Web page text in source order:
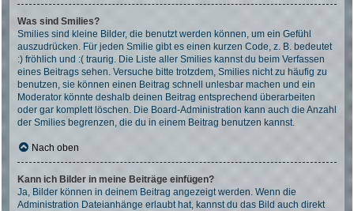
Was sind Smilies?
Smilies sind kleine Bilder, die benutzt werden können, um ein Gefühl
auszudrücken. Für jeden Smilie gibt es einen kurzen Code, z. B. bedeutet
:) fröhlich und :( traurig. Die Liste aller Smilies kannst du beim Verfassen
eines Beitrags sehen. Versuche bitte trotzdem, Smilies nicht zu häufig zu
benutzen, sie können einen Beitrag schnell unlesbar machen und ein
Moderator könnte deshalb deinen Beitrag entsprechend überarbeiten
oder gar komplett löschen. Die Board-Administration kann auch die Anzahl
der Smilies begrenzen, die du in einem Beitrag benutzen kannst.
Nach oben
Kann ich Bilder in meine Beiträge einfügen?
Ja, Bilder können in deinem Beitrag angezeigt werden. Wenn die
Administration Dateianhänge erlaubt hat, kannst du das Bild auch direkt